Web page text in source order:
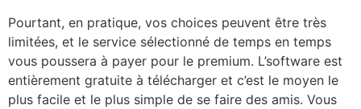
Pourtant, en pratique, vos choices peuvent être très
limitées, et le service sélectionné de temps en temps
vous poussera à payer pour le premium. L’software est
entièrement gratuite à télécharger et c’est le moyen le
plus facile et le plus simple de se faire des amis. Vous